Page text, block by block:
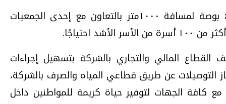
وتابع، أنه جاري تنفيذ خط مياه قطر ٤ بوصة لمسافة ١٠٠٠متر بالتعاون مع إحدى الجمعيات
احتياجًا
.
المالي والتجاري بالشركة بتسهيل إجراءات
التوصيلات عن طريق قطاعي المياه والصرف بالشركة،
كافة الجهات لتوفير حياة كريمة للمواطنين داخل